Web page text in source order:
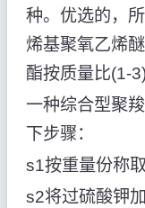
种。优选的，
烯基聚氧乙烯
酯按质量比(1-
一种综合型聚
下步骤：
s1按重量份称取
s2将过硫酸钾